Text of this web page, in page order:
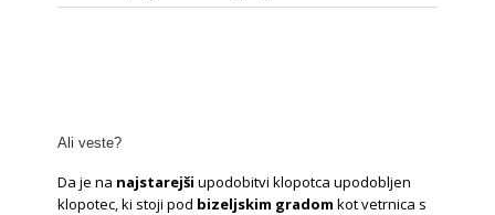
Ali veste?
Da je na najstarejši upodobitvi klopotca upodobljen
klopotec, ki stoji pod bizeljskim gradom kot vetrnica s